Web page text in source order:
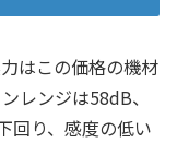
はこの価格の機材
レンジは58dB、
回り、感度の低い